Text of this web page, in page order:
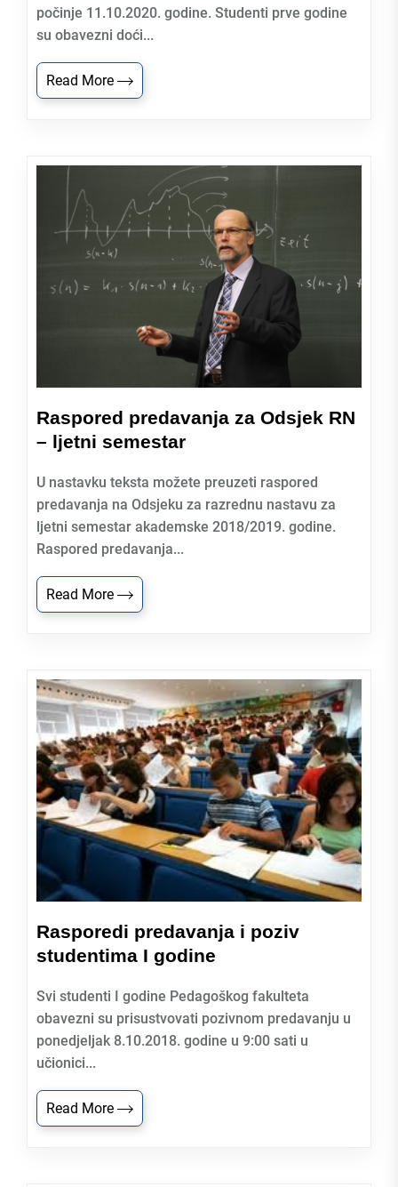
počinje 11.10.2020. godine. Studenti prve godine
su obavezni doći...
Read More
Raspored predavanja za Odsjek RN
– ljetni semestar
U nastavku teksta možete preuzeti raspored
predavanja na Odsjeku za razrednu nastavu za
ljetni semestar akademske 2018/2019. godine.
Raspored predavanja...
Read More
Rasporedi predavanja i poziv
studentima I godine
Svi studenti I godine Pedagoškog fakulteta
obavezni su prisustvovati pozivnom predavanju u
ponedjeljak 8.10.2018. godine u 9:00 sati u
učionici...
Read More